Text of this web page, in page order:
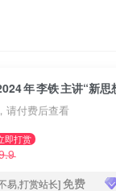
请付费后查看
即打赏
易,打赏站长]免费